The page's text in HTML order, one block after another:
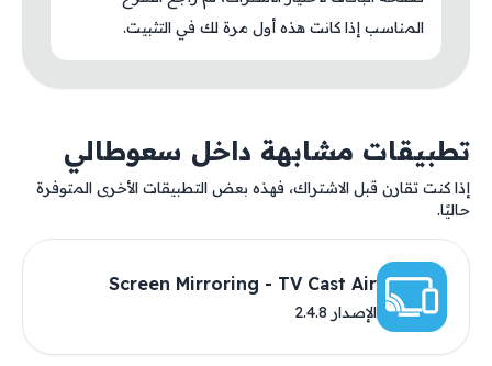
المناسب إذا كانت هذه أول مرة لك في التثبيت.
تطبيقات مشابهة داخل سعوطالي
إذا كنت تقارن قبل الاشتراك، فهذه بعض التطبيقات الأخرى المتوفرة
حاليًا.
Screen Mirroring - TV Cast Air
الإصدار 2.4.8